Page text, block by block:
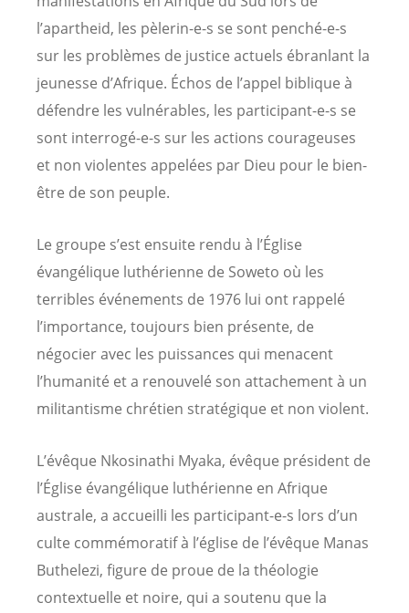
l’apartheid, les pèlerin-e-s se sont penché-e-s
sur les problèmes de justice actuels ébranlant la
jeunesse d’Afrique. Échos de l’appel biblique à
défendre les vulnérables, les participant-e-s se
sont interrogé-e-s sur les actions courageuses
et non violentes appelées par Dieu pour le bien-
être de son peuple.
Le groupe s’est ensuite rendu à l’Église
évangélique luthérienne de Soweto où les
terribles événements de 1976 lui ont rappelé
l’importance, toujours bien présente, de
négocier avec les puissances qui menacent
l’humanité et a renouvelé son attachement à un
militantisme chrétien stratégique et non violent.
L’évêque Nkosinathi Myaka, évêque président de
l’Église évangélique luthérienne en Afrique
australe, a accueilli les participant-e-s lors d’un
culte commémoratif à l’église de l’évêque Manas
Buthelezi, figure de proue de la théologie
contextuelle et noire, qui a soutenu que la